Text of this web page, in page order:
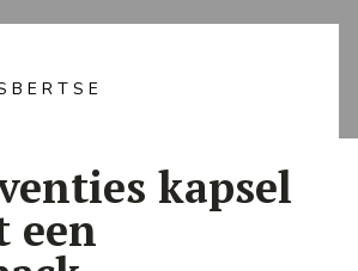
kapsel
een